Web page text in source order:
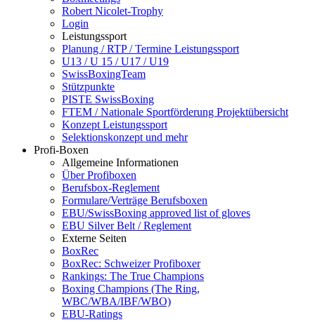
Robert Nicolet-Trophy
Login
Leistungssport
Planung / RTP / Termine Leistungssport
U13 / U 15 / U17 / U19
SwissBoxingTeam
Stützpunkte
PISTE SwissBoxing
FTEM / Nationale Sportförderung Projektübersicht
Konzept Leistungssport
Selektionskonzept und mehr
Profi-Boxen
Allgemeine Informationen
Über Profiboxen
Berufsbox-Reglement
Formulare/Verträge Berufsboxen
EBU/SwissBoxing approved list of gloves
EBU Silver Belt / Reglement
Externe Seiten
BoxRec
BoxRec: Schweizer Profiboxer
Rankings: The True Champions
Boxing Champions (The Ring,
WBC/WBA/IBF/WBO)
EBU-Ratings